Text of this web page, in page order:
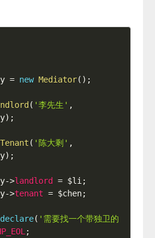
= new Mediator( ) ;
( '李先生' ,
) ;
Tenant ( '陈大剩' ,
) ;
->landlord = $li ;
->tenant = $chen;
declare( '需要找一个带独卫的
;